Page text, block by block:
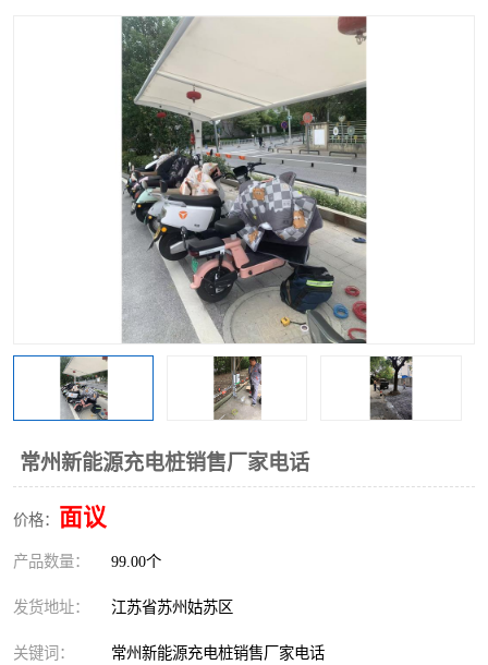
常州新能源充电桩销售厂家电话
价格： 面议
产品数量： 99.00个
发货地址： 江苏省苏州姑苏区
关键词： 常州新能源充电桩销售厂家电话